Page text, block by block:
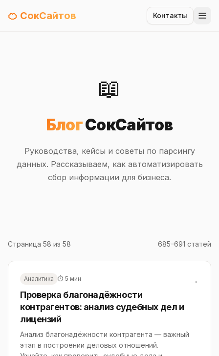
🍊 СокСайтов Контакты
📖
БлогСокСайтов
Руководства, кейсы и советы по парсингу
данных. Рассказываем, как автоматизировать
сбор информации для бизнеса.
Страница 58 из 58 685–691 статей
Аналитика ⏱ 5 мин
Проверка благонадёжности
контрагентов: анализ судебных дел и
лицензий
Анализ благонадёжности контрагента — важный
этап в построении деловых отношений.
→